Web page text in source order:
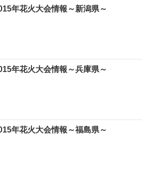
年花火大会情報～新潟県～
年花火大会情報～兵庫県～
年花火大会情報～福島県～